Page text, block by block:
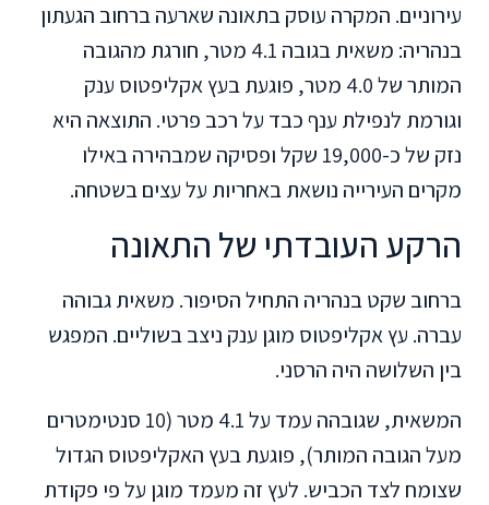
עירוניים. המקרה עוסק בתאונה שארעה ברחוב הגעתון
בנהריה: משאית בגובה 4.1 מטר, חורגת מהגובה
המותר של 4.0 מטר, פוגעת בעץ אקליפטוס ענק
וגורמת לנפילת ענף כבד על רכב פרטי. התוצאה היא
נזק של כ-19,000 שקל ופסיקה שמבהירה באילו
מקרים העירייה נושאת באחריות על עצים בשטחה.
הרקע העובדתי של התאונה
ברחוב שקט בנהריה התחיל הסיפור. משאית גבוהה
עברה. עץ אקליפטוס מוגן ענק ניצב בשוליים. המפגש
בין השלושה היה הרסני.
המשאית, שגובהה עמד על 4.1 מטר (10 סנטימטרים
מעל הגובה המותר), פוגעת בעץ האקליפטוס הגדול
שצומח לצד הכביש. לעץ זה מעמד מוגן על פי פקודת